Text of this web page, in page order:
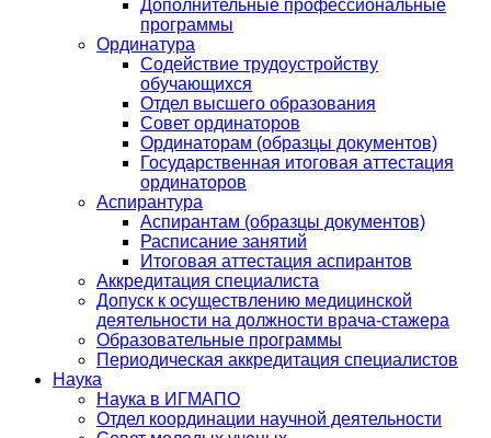
Дополнительные профессиональные
программы
Ординатура
Содействие трудоустройству
обучающихся
Отдел высшего образования
Совет ординаторов
Ординаторам (образцы документов)
Государственная итоговая аттестация
ординаторов
Аспирантура
Аспирантам (образцы документов)
Расписание занятий
Итоговая аттестация аспирантов
Аккредитация специалиста
Допуск к осуществлению медицинской
деятельности на должности врача-стажера
Образовательные программы
Периодическая аккредитация специалистов
Наука
Наука в ИГМАПО
Отдел координации научной деятельности